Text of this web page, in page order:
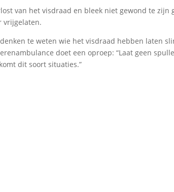
van het visdraad en bleek niet gewond te zijn
vrijgelaten.
te weten wie het visdraad hebben laten
doet een oproep: “Laat geen
dit soort situaties.”